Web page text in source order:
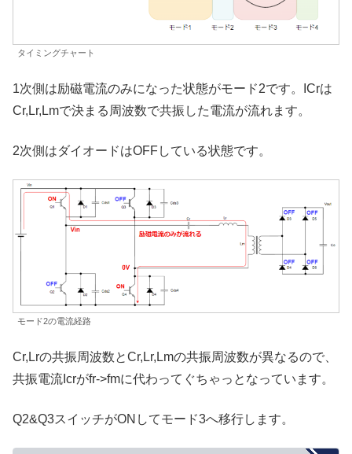
タイミングチャート
1次側は励磁電流のみになった状態がモード2です。ICrは
Cr,Lr,Lmで決まる周波数で共振した電流が流れます。
2次側はダイオードはOFFしている状態です。
モード2の電流経路
Cr,Lrの共振周波数とCr,Lr,Lmの共振周波数が異なるので、
共振電流Icrがfr->fmに代わってぐちゃっとなっています。
Q2&Q3スイッチがONしてモード3へ移行します。